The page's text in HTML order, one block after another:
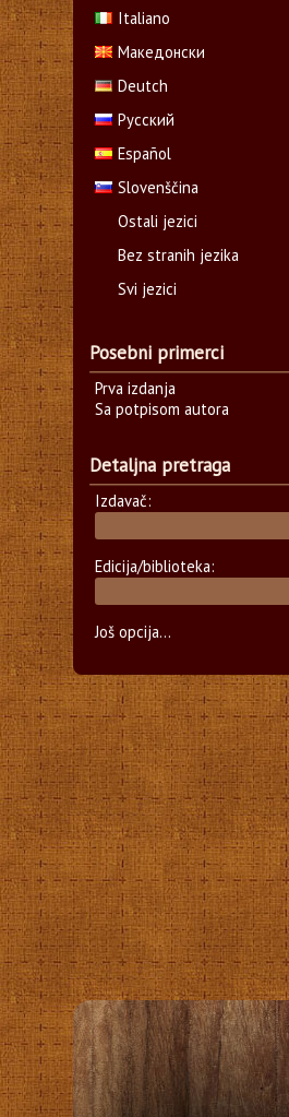
Italiano
Македонски
Deutch
Русский
Español
Slovenščina
Ostali jezici
Bez stranih jezika
Svi jezici
Posebni primerci
Prva izdanja
Sa potpisom autora
Detaljna pretraga
Izdavač:
Edicija/biblioteka:
Još opcija...